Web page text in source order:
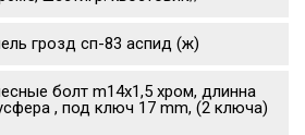
грозд сп-83 аспид (ж)
болт m14x1,5 хром, длинна
, под ключ 17 mm, (2 ключа)